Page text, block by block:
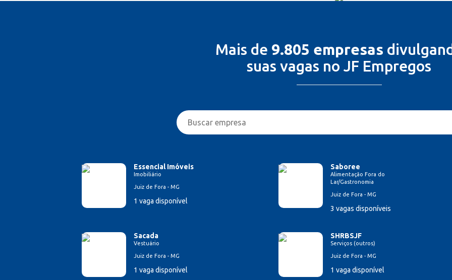
Mais de 9.805 empresas
suas vagas no JF Empregos
Essencial Imóveis
Imobiliário
Juiz de Fora - MG
1 vaga disponível
Saboree
Alimentação Fora do
Lar/Gastronomia
Juiz de Fora - MG
3 vagas disponíveis
Sacada
Vestuário
Juiz de Fora - MG
1 vaga disponível
SHRBSJF
Serviços (outros)
Juiz de Fora - MG
1 vaga disponível